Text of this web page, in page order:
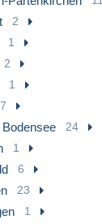
2
1
2
1
7
Bodensee 24
1
6
23
1